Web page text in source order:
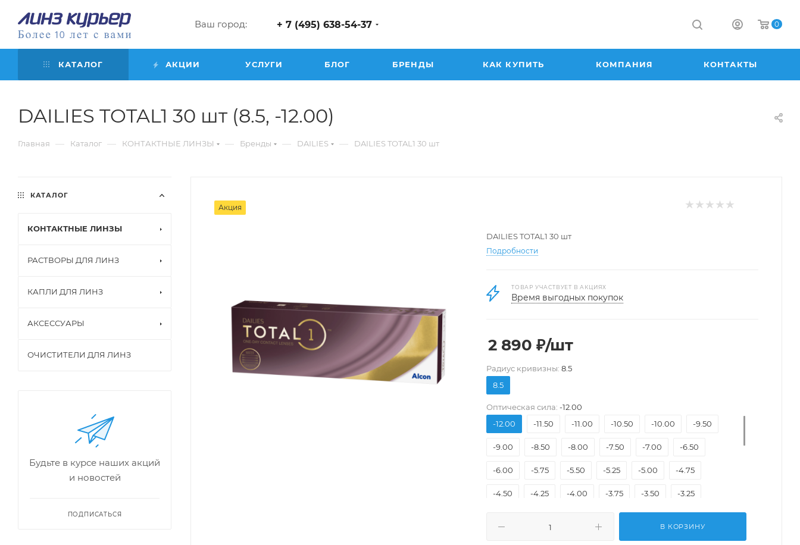
Ваш город: + 7 (495) 638-54-37 0
КАТАЛОГ АКЦИИ УСЛУГИ БЛОГ БРЕНДЫ КАК КУПИТЬ КОМПАНИЯ КОНТАКТЫ
DAILIES TOTAL1 30 шт (8.5, -12.00)
Главная — Каталог — КОНТАКТНЫЕ ЛИНЗЫ — Бренды — DAILIES — DAILIES TOTAL1 30 шт
Акция
DAILIES TOTAL1 30 шт
Подробности
ТОВАР УЧАСТВУЕТ В АКЦИЯХ
Время выгодных покупок
2 890 ₽/шт
Pадиус кривизны: 8.5
8.5
Оптическая сила: -12.00
-12.00
-11.50 -11.00 -10.50 -10.00 -9.50
-9.00 -8.50 -8.00 -7.50 -7.00 -6.50
-6.00 -5.75 -5.50 -5.25 -5.00 -4.75
-4.50 -4.25 -4.00 -3.75 -3.50 -3.25
-2.25
-0.50 +0.50 +0.75
В КОРЗИНУ
КАТАЛОГ
КОНТАКТНЫЕ ЛИНЗЫ
РАСТВОРЫ ДЛЯ ЛИНЗ
КАПЛИ ДЛЯ ЛИНЗ
АКСЕССУАРЫ
ОЧИСТИТЕЛИ ДЛЯ ЛИНЗ
Будьте в курсе наших акций
и новостей
ПОДПИСАТЬСЯ